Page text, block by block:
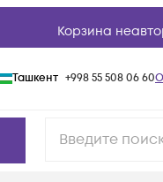
Корзина
Ташкент +998 55 508 06 60